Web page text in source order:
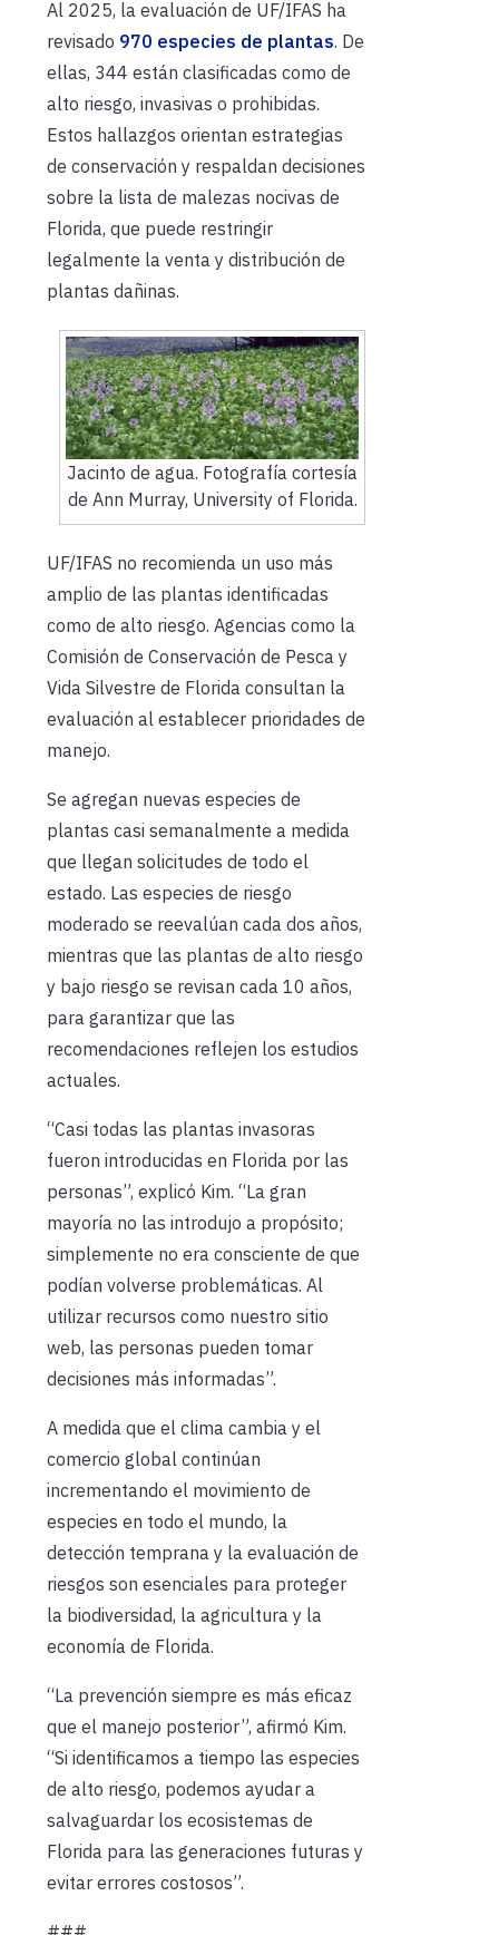
Al 2025, la evaluación de UF/IFAS ha
revisado 970 especies de plantas. De
ellas, 344 están clasificadas como de
alto riesgo, invasivas o prohibidas.
Estos hallazgos orientan estrategias
de conservación y respaldan decisiones
sobre la lista de malezas nocivas de
Florida, que puede restringir
legalmente la venta y distribución de
plantas dañinas.
Jacinto de agua. Fotografía cortesía
de Ann Murray, University of Florida.
UF/IFAS no recomienda un uso más
amplio de las plantas identificadas
como de alto riesgo. Agencias como la
Comisión de Conservación de Pesca y
Vida Silvestre de Florida consultan la
evaluación al establecer prioridades de
manejo.
Se agregan nuevas especies de
plantas casi semanalmente a medida
que llegan solicitudes de todo el
estado. Las especies de riesgo
moderado se reevalúan cada dos años,
mientras que las plantas de alto riesgo
y bajo riesgo se revisan cada 10 años,
para garantizar que las
recomendaciones reflejen los estudios
actuales.
“Casi todas las plantas invasoras
fueron introducidas en Florida por las
personas”, explicó Kim. “La gran
mayoría no las introdujo a propósito;
simplemente no era consciente de que
podían volverse problemáticas. Al
utilizar recursos como nuestro sitio
web, las personas pueden tomar
decisiones más informadas”.
A medida que el clima cambia y el
comercio global continúan
incrementando el movimiento de
especies en todo el mundo, la
detección temprana y la evaluación de
riesgos son esenciales para proteger
la biodiversidad, la agricultura y la
economía de Florida.
“La prevención siempre es más eficaz
que el manejo posterior”, afirmó Kim.
“Si identificamos a tiempo las especies
de alto riesgo, podemos ayudar a
salvaguardar los ecosistemas de
Florida para las generaciones futuras y
evitar errores costosos”.